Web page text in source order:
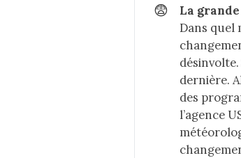
😨
La
Dans quel
dernière.
des
l’agence